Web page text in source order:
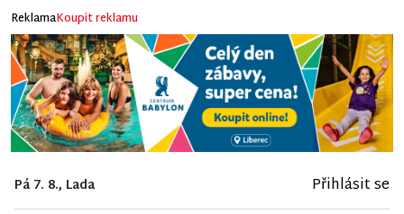
ReklamaKoupit reklamu
Pá 7. 8., Lada Přihlásit se